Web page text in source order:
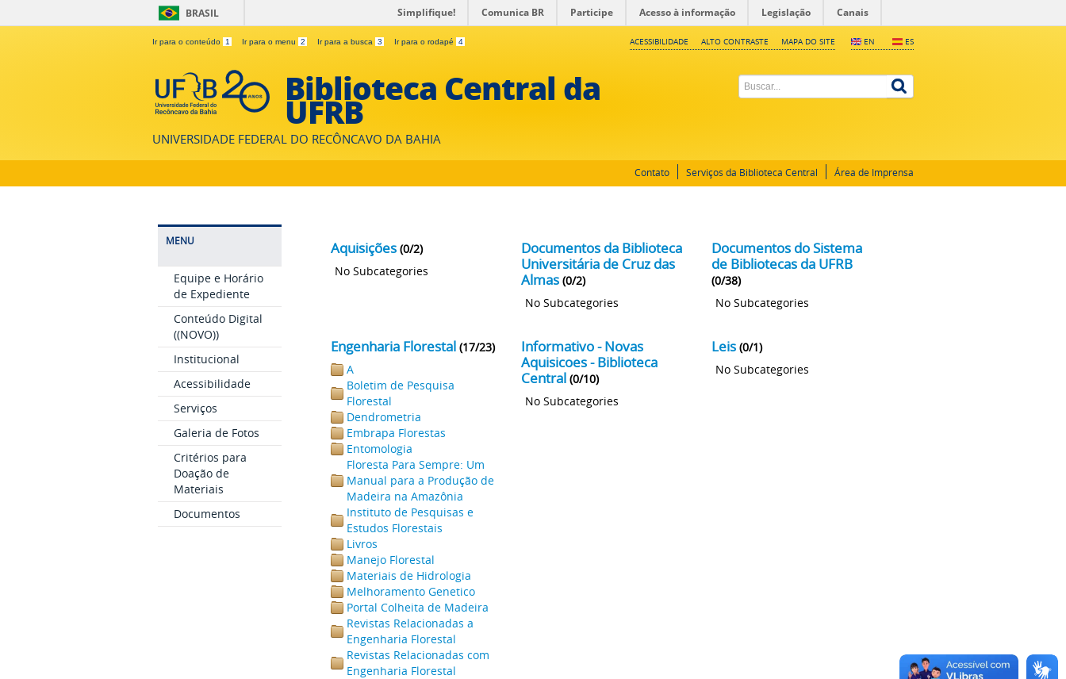
BRASIL Simplifique! Comunica BR Participe Acesso à informação Legislação Canais
Ir para o conteúdo 1 Ir para o menu 2 Ir para a busca 3 Ir para o rodapé 4 EN ES
ACESSIBILIDADE ALTO CONTRASTE MAPA DO SITE
Biblioteca Central da
UFRB
UNIVERSIDADE FEDERAL DO RECÔNCAVO DA BAHIA
Contato Serviços da Biblioteca Central Área de Imprensa
MENU
Equipe e Horário
de Expediente
Conteúdo Digital
((NOVO))
Institucional
Acessibilidade
Serviços
Galeria de Fotos
Critérios para
Doação de
Materiais
Documentos
Aquisições (0/2)
No Subcategories
Documentos da Biblioteca
Universitária de Cruz das
Almas (0/2)
No Subcategories
Documentos do Sistema
de Bibliotecas da UFRB
(0/38)
No Subcategories
Engenharia Florestal (17/23)
A
Boletim de Pesquisa
Florestal
Dendrometria
Embrapa Florestas
Entomologia
Floresta Para Sempre: Um
Manual para a Produção de
Madeira na Amazônia
Instituto de Pesquisas e
Estudos Florestais
Livros
Manejo Florestal
Materiais de Hidrologia
Melhoramento Genetico
Portal Colheita de Madeira
Revistas Relacionadas a
Engenharia Florestal
Revistas Relacionadas com
Engenharia Florestal
Informativo - Novas
Aquisicoes - Biblioteca
Central (0/10)
No Subcategories
Leis (0/1)
No Subcategories